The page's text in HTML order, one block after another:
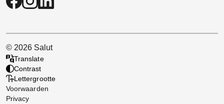
© 2026 Salut
Translate
Contrast
Lettergrootte
Voorwaarden
Privacy